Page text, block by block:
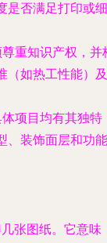
是否满足打印或细
重知识产权，并
（如热工性能）及
项目均有其独特
、装饰面层和功能
张图纸。它意味